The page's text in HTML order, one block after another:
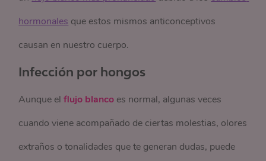
hormonales que estos mismos anticonceptivos
causan en nuestro cuerpo.
Infección por hongos
Aunque elflujo blanco es normal, algunas veces
cuando viene acompañado de ciertas molestias, olores
extraños o tonalidades que te generan dudas, puede